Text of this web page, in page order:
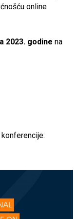
online
2023. godine na